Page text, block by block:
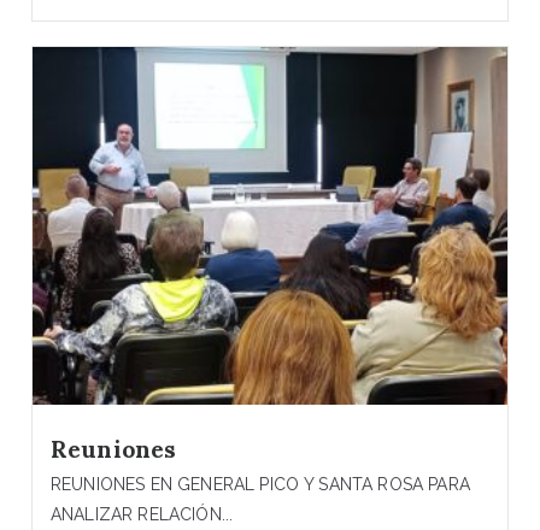
Reuniones
REUNIONES EN GENERAL PICO Y SANTA ROSA PARA
ANALIZAR RELACIÓN...